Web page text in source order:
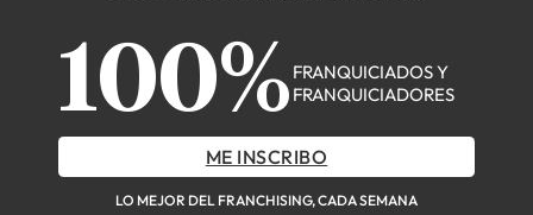
100% FRANQUICIADOS Y
FRANQUICIADORES
ME INSCRIBO
LO MEJOR DEL FRANCHISING, CADA SEMANA